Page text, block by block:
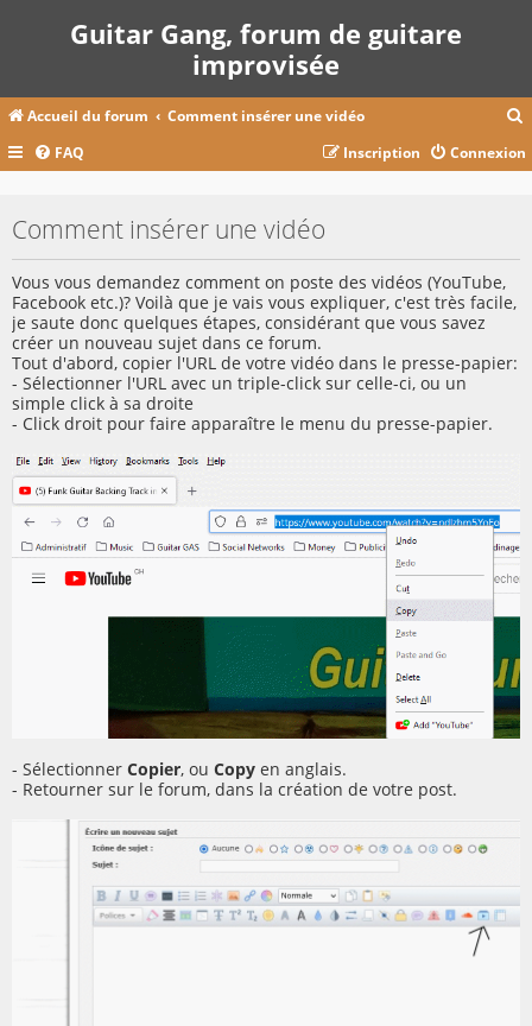
Guitar Gang, forum de guitare
improvisée
Accueil du forum Comment insérer une vidéo
c
FAQ Connexion
Inscription
Comment insérer une vidéo
Vous vous demandez comment on poste des vidéos (YouTube,
Facebook etc.)? Voilà que je vais vous expliquer, c'est très facile,
je saute donc quelques étapes, considérant que vous savez
créer un nouveau sujet dans ce forum.
Tout d'abord, copier l'URL de votre vidéo dans le presse-papier:
- Sélectionner l'URL avec un triple-click sur celle-ci, ou un
simple click à sa droite
- Click droit pour faire apparaître le menu du presse-papier.
- Sélectionner Copier, ou Copy en anglais.
- Retourner sur le forum, dans la création de votre post.